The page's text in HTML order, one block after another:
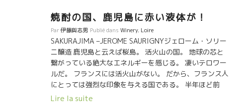
焼酎の国、鹿児島に赤い液体が！
Par伊藤與志男 Publié dans Winery, Loire
SAKURAJIMA –JEROME SAURIGNYジェローム・ソリー
ニ醸造 鹿児島と云えば桜島。 活火山の国。 地球の芯と
繋がっている絶大なエネルギーを感じる。 凄いテロワー
ルだ。 フランスには活火山がない。 だから、フランス人
にとっては強烈な印象を与える国である。 半年ほど前
に、ロワール地方の醸造家ジェローム・ソリーニJérome
Lire la suite